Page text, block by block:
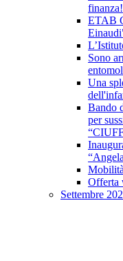
finanza!
ETAB
Sono
Una
Bando
per
Offerta
Settembre